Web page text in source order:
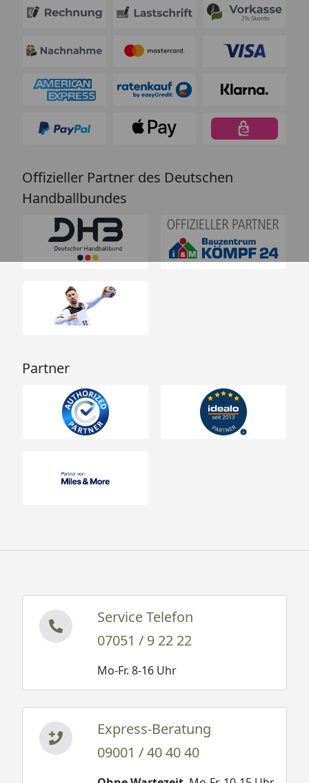
Offizieller Partner des Deutschen
Handballbundes
Partner
Service Telefon
07051 / 9 22 22
Mo-Fr. 8-16 Uhr
Express-Beratung
09001 / 40 40 40